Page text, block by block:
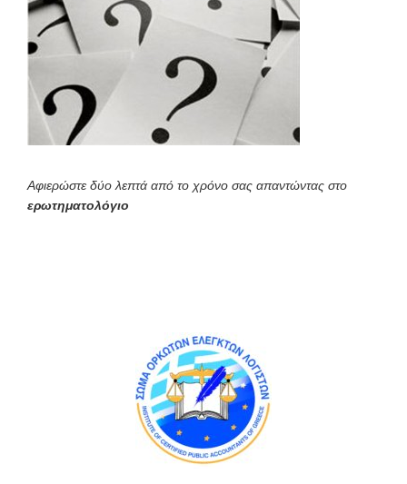
Αφιερώστε δύο λεπτά από το χρόνο σας απαντώντας στο
ερωτηματολόγιο